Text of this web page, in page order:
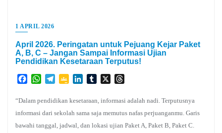
1 APRIL 2026
April 2026. Peringatan untuk Pejuang Kejar Paket
A, B, C – Jangan Sampai Informasi Ujian
Pendidikan Kesetaraan Terputus!
FacebookWhatsApp
TelegramGoogleLinkedInTumblr
X
“Dalam pendidikan kesetaraan, informasi adalah nadi. Terputusnya
informasi dari sekolah sama saja memutus nafas perjuanganmu. Garis
bawahi tanggal, jadwal, dan lokasi ujian Paket A, Paket B, Paket C.